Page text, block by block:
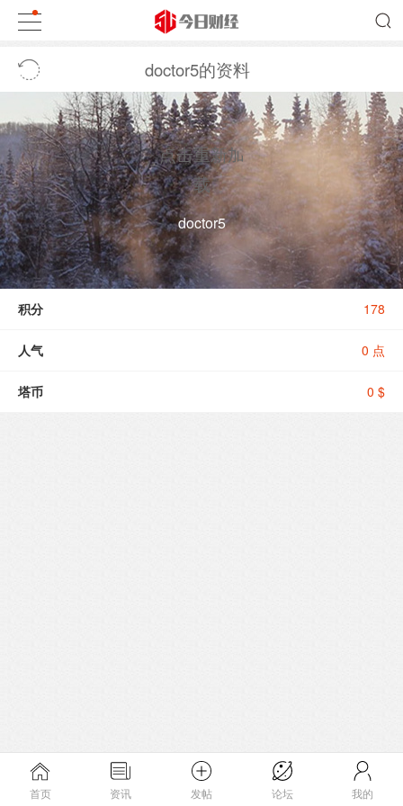
doctor5的资料
点击重新加
载
doctor5
178
积分
0 点
人气
0 $
塔币
首页 资讯 发帖 论坛 我的